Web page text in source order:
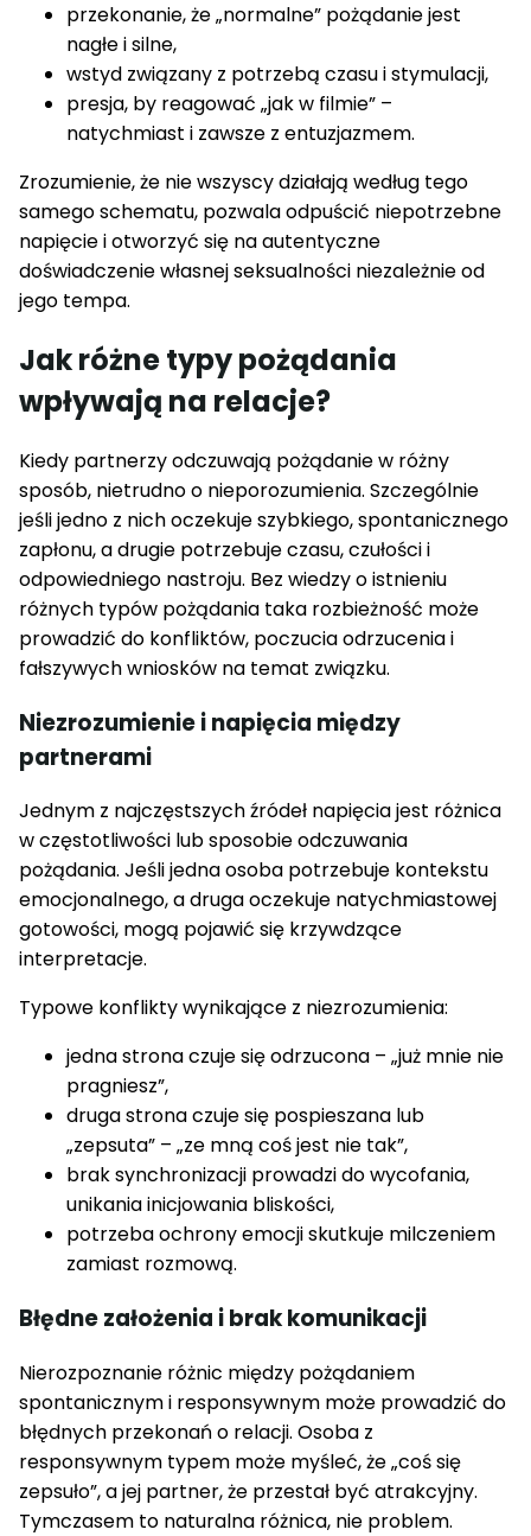
przekonanie, że „normalne” pożądanie jest
nagłe i silne,
wstyd związany z potrzebą czasu i stymulacji,
presja, by reagować „jak w filmie” –
natychmiast i zawsze z entuzjazmem.
Zrozumienie, że nie wszyscy działają według tego
samego schematu, pozwala odpuścić niepotrzebne
napięcie i otworzyć się na autentyczne
doświadczenie własnej seksualności niezależnie od
jego tempa.
Jak różne typy pożądania
wpływają na relacje?
Kiedy partnerzy odczuwają pożądanie w różny
sposób, nietrudno o nieporozumienia. Szczególnie
jeśli jedno z nich oczekuje szybkiego, spontanicznego
zapłonu, a drugie potrzebuje czasu, czułości i
odpowiedniego nastroju. Bez wiedzy o istnieniu
różnych typów pożądania taka rozbieżność może
prowadzić do konfliktów, poczucia odrzucenia i
fałszywych wniosków na temat związku.
Niezrozumienie i napięcia między
partnerami
Jednym z najczęstszych źródeł napięcia jest różnica
w częstotliwości lub sposobie odczuwania
pożądania. Jeśli jedna osoba potrzebuje kontekstu
emocjonalnego, a druga oczekuje natychmiastowej
gotowości, mogą pojawić się krzywdzące
interpretacje.
Typowe konflikty wynikające z niezrozumienia:
jedna strona czuje się odrzucona – „już mnie nie
pragniesz”,
druga strona czuje się pospieszana lub
„zepsuta” – „ze mną coś jest nie tak”,
brak synchronizacji prowadzi do wycofania,
unikania inicjowania bliskości,
potrzeba ochrony emocji skutkuje milczeniem
zamiast rozmową.
Błędne założenia i brak komunikacji
Nierozpoznanie różnic między pożądaniem
spontanicznym i responsywnym może prowadzić do
błędnych przekonań o relacji. Osoba z
responsywnym typem może myśleć, że „coś się
zepsuło”, a jej partner, że przestał być atrakcyjny.
Tymczasem to naturalna różnica, nie problem.